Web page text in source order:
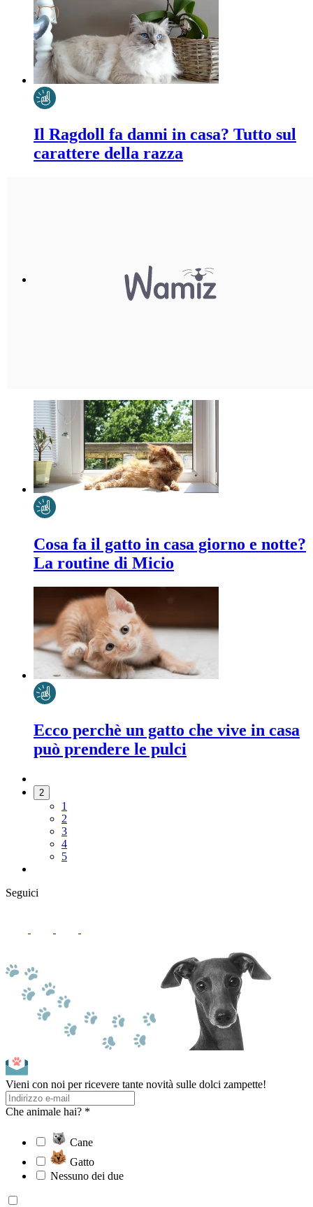
Il Ragdoll fa danni in casa? Tutto sul
carattere della razza
Cosa fa il gatto in casa giorno e notte?
La routine di Micio
Ecco perchè un gatto che vive in casa
può prendere le pulci
2
1
2
3
4
5
Seguici
Vieni con noi per ricevere tante novità sulle dolci zampette!
Che animale hai? *
Cane
Gatto
Nessuno dei due